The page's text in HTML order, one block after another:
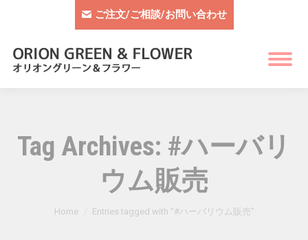
ご注文/ご相談/お問い合わせ
Tag Archives: #ハーバリ
ウム販売
You are here:
Home Entries tagged with "#ハーバリウム販売"